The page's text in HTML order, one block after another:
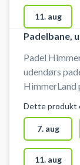
HimmerLand
#padelbane-
naer-aars
#spil-padel-
11. aug
Padelbane,
Padel
udendørs
HimmerLand
Himmerland
doublebane.
køb af bolde
HimmerLand
Dette produkt
7. aug
11. aug